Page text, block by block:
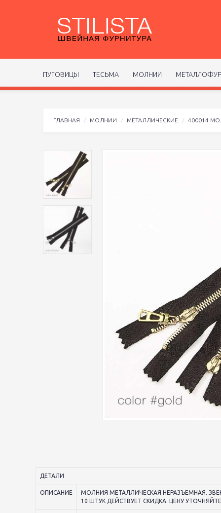
ПУГОВИЦЫ ТЕСЬМА МОЛНИИ
ГЛАВНАЯ МОЛНИИ МЕТАЛЛИЧЕСКИЕ 400014
ДЕТАЛИ
ОПИСАНИЕ
МОЛНИЯ МЕТАЛЛИЧЕСКАЯ НЕРАЗЪЕМНАЯ.
10 ШТУК ДЕЙСТВУЕТ СКИДКА. ЦЕНУ